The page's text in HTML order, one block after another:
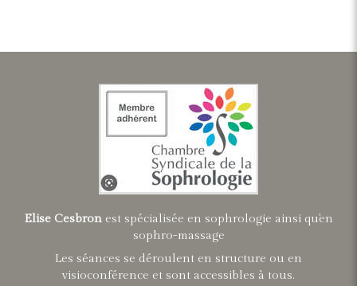
Elise Cesbronest spécialisée en sophrologie ainsi qu'en
sophro-massage
Les séances se déroulent en structure ou en
visioconférence et sont accessibles à tous.